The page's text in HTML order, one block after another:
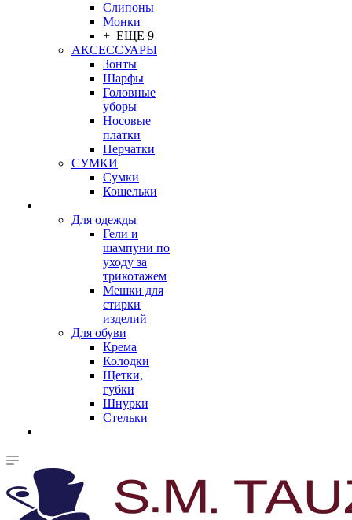
Слипоны
Монки
+ ЕЩЕ 9
АКСЕССУАРЫ
Зонты
Шарфы
Головные
уборы
Носовые
платки
Перчатки
СУМКИ
Сумки
Кошельки
Для одежды
Гели и
шампуни по
уходу за
трикотажем
Мешки для
стирки
изделий
Для обуви
Крема
Колодки
Щетки,
губки
Шнурки
Стельки